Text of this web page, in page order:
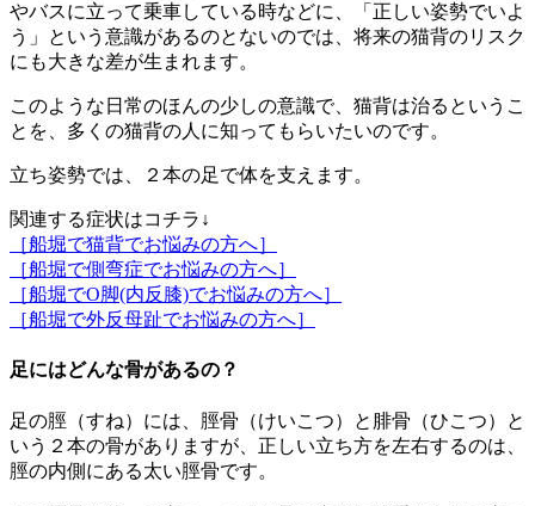
やバスに立って乗車している時などに、「正しい姿勢でいよ
う」という意識があるのとないのでは、将来の猫背のリスク
にも大きな差が生まれます。
このような日常のほんの少しの意識で、猫背は治るというこ
とを、多くの猫背の人に知ってもらいたいのです。
立ち姿勢では、２本の足で体を支えます。
関連する症状はコチラ↓
［船堀で猫背でお悩みの方へ］
［船堀で側弯症でお悩みの方へ］
［船堀でO脚(内反膝)でお悩みの方へ］
［船堀で外反母趾でお悩みの方へ］
足にはどんな骨があるの？
足の脛（すね）には、脛骨（けいこつ）と腓骨（ひこつ）と
いう２本の骨がありますが、正しい立ち方を左右するのは、
脛の内側にある太い脛骨です。